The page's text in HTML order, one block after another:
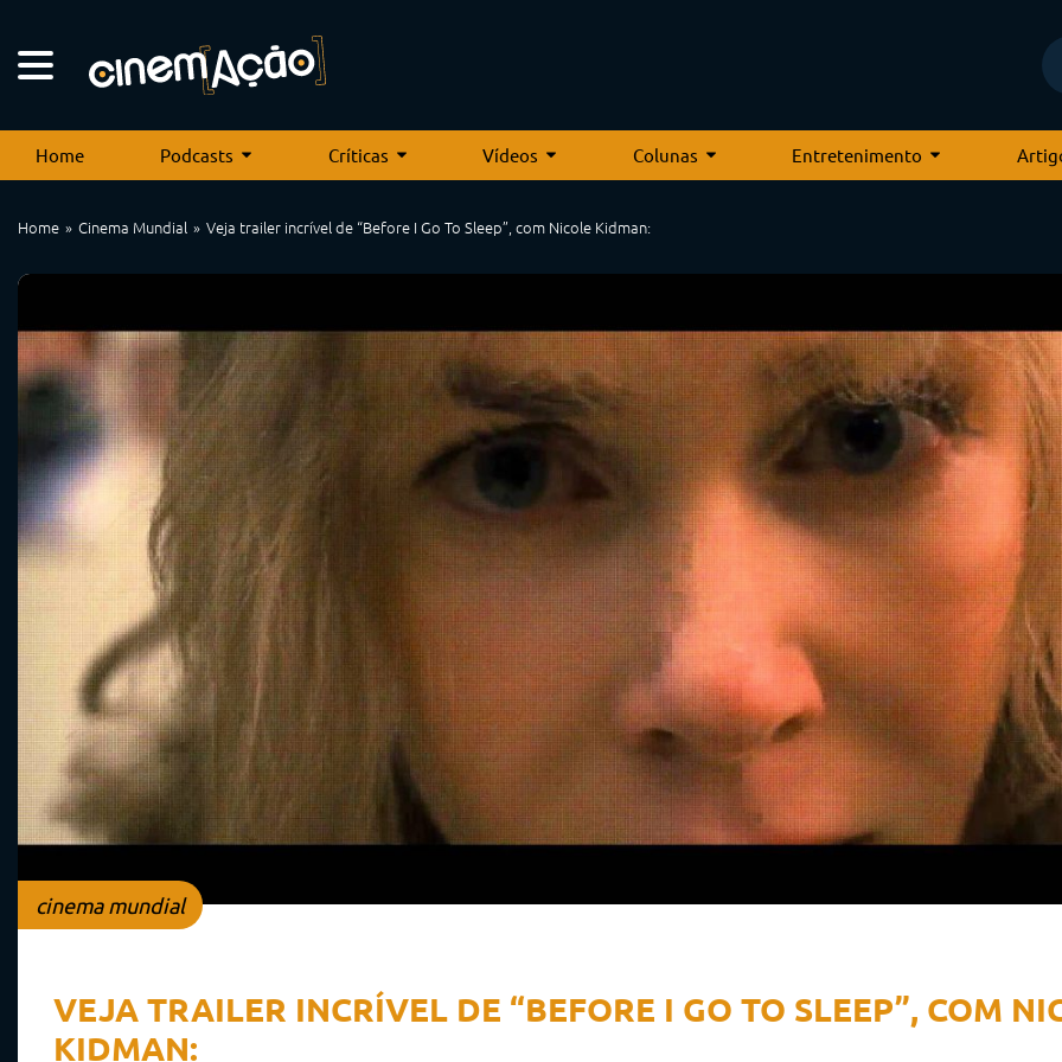
Home Podcasts Críticas Vídeos Colunas Entretenimento
Home Cinema Mundial Veja trailer incrível de “Before I Go To Sleep”, com Nicole Kidman:
cinema mundial
VEJA TRAILER INCRÍVEL DE “BEFORE I GO TO SLEEP”, COM
KIDMAN: